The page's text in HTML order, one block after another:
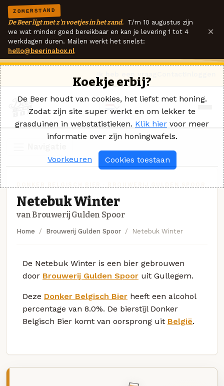
ZOMERSTAND
De Beer ligt met z'n voetjes in het zand. T/m 10 augustus zijn
we wat minder goed bereikbaar en kan je levering 1 tot 4
werkdagen duren. Mailen werkt het snelst:
hello@beerinabox.nl
×
Netebuk Winter
van Brouwerij Gulden Spoor
Home Brouwerij Gulden Spoor Netebuk Winter
De Netebuk Winter is een bier gebrouwen
door Brouwerij Gulden Spoor uit Gullegem.
Deze Donker Belgisch Bier heeft een alcohol
percentage van 8.0%. De bierstijl Donker
Belgisch Bier komt van oorsprong uit België.
Koekje erbij?
De Beer houdt van cookies, het liefst met honing.
Zodat zijn site super werkt en om lekker te
grasduinen in webstatistieken. Klik hier voor meer
informatie over zijn honingwafels.
Voorkeuren Cookies toestaan